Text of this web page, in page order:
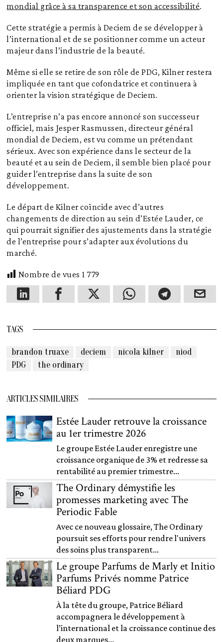
mondial grâce à sa transparence et son accessibilité.
Cette stratégie a permis à Deciem de se développer à
l’international et de se positionner comme un acteur
majeur dans l’industrie de la beauté.
Même si elle se retire de son rôle de PDG, Kilner restera
impliquée en tant que cofondatrice et continuera à
orienter la vision stratégique de Deciem.
L’entreprise n’a pas encore annoncé son successeur
officiel, mais Jesper Rasmussen, directeur général
mondial de Deciem, est vu comme un prétendant
sérieux. Avec son expérience dans le secteur de la
beauté et au sein de Deciem, il semble bien placé pour
guider l’entreprise dans la suite de son
développement.
Le départ de Kilner coïncide avec d’autres
changements de direction au sein d’Estée Lauder, ce
qui pourrait signifier des ajustements dans la stratégie
de l’entreprise pour s’adapter aux évolutions du
marché.
Nombre de vues 1 779
TAGS
brandon truaxe deciem nicola kilner
niod
PDG
the ordinary
ARTICLES SIMILAIRES
Estée Lauder retrouve la croissance
au 1er trimestre 2026
Le groupe Estée Lauder enregistre une
croissance organique de 3% et redresse sa
rentabilité au premier trimestre...
The Ordinary démystifie les
promesses marketing avec The
Periodic Fable
Avec ce nouveau glossaire, The Ordinary
poursuit ses efforts pour rendre l'univers
des soins plus transparent...
Le groupe Parfums de Marly et Initio
Parfums Privés nomme Patrice
Béliard PDG
À la tête du groupe, Patrice Béliard
accompagnera le développement à
l’international et la croissance continue des
deux marques...